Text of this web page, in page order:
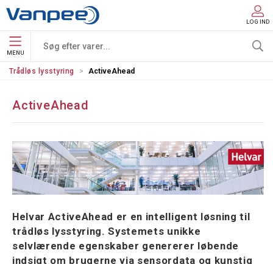
LOG IND
MENU
Trådløs lysstyring ActiveAhead
ActiveAhead
Helvar ActiveAhead er en intelligent løsning til
trådløs lysstyring. Systemets unikke
selvlærende egenskaber genererer løbende
indsigt om brugerne via sensordata og kunstig